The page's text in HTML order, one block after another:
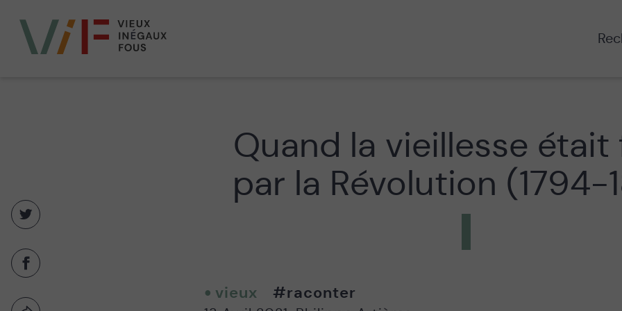
inégaux
Quand la vieillesse était
par la Révolution (1794-
Partager
twitter
-
Nouvelle
Partager
facebook
vieux #raconter